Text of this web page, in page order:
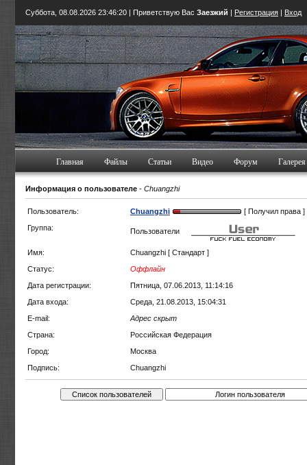
Суббота, 08.08.2026 23:46:20 | Приветствую Вас Заезжий | Регистрация | Вход
Главная Файлы Статьи Видео Форум Галерея
Информация о пользователе - Chuangzhi
Пользователь: Chuangzhi
[ Получил права ]
Группа:
Пользователи
Имя:
Chuangzhi [ Стандарт ]
Статус:
Оффлайн
Дата регистрации:
Пятница, 07.06.2013, 11:14:16
Дата входа:
Среда, 21.08.2013, 15:04:31
E-mail:
Адрес скрыт
Страна:
Российская Федерация
Город:
Москва
Подпись:
Chuangzhi